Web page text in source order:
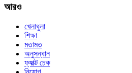
আরও
খেলাধুলা
শিক্ষা
মতামত
অনুসন্ধান
ফ্যাক্ট চেক